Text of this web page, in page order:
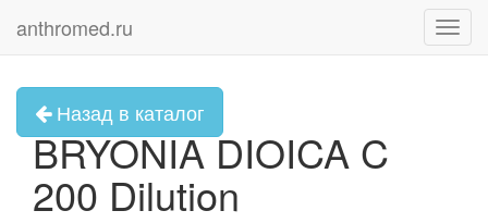
anthromed.ru
Назад в каталог
BRYONIA DIOICA C
200 Dilution